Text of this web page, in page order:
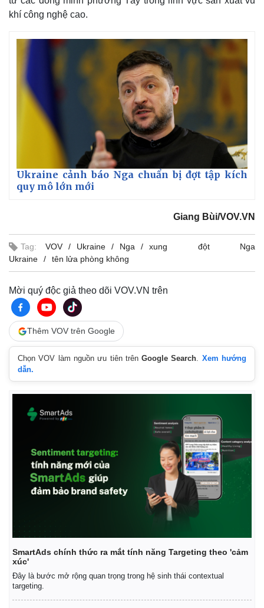
khí công nghệ cao.
Ukraine cảnh báo Nga chuẩn bị đợt tập kích
quy mô lớn mới
Giang Bùi/VOV.VN
Tag: VOV Ukraine Nga
xung đột Nga
Ukraine
tên lửa phòng không
Mời quý độc giả theo dõi VOV.VN trên
Thêm VOV trên Google
Chọn VOV làm nguồn ưu tiên trênGoogle Search. Xem hướng
dẫn.
SmartAds chính thức ra mắt tính năng Targeting theo 'cảm
xúc'
Đây là bước mở rộng quan trọng trong hệ sinh thái contextual
targeting.